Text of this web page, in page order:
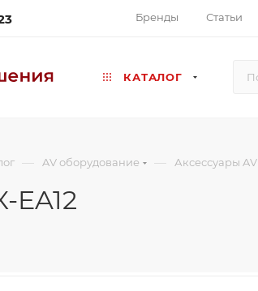
Бренды Статьи
КАТАЛОГ
— AV оборудование — Аксессуары AV
EA12